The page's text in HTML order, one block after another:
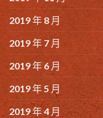
2019 年 8 月
2019 年 7 月
2019 年 6 月
2019 年 5 月
2019 年 4 月